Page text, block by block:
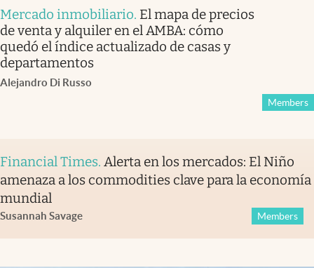
Mercado inmobiliario. El mapa de precios
de venta y alquiler en el AMBA: cómo
quedó el índice actualizado de casas y
departamentos
Alejandro Di Russo
Members
Financial Times. Alerta en los mercados: El Niño
amenaza a los commodities clave para la economía
mundial
Susannah Savage Members